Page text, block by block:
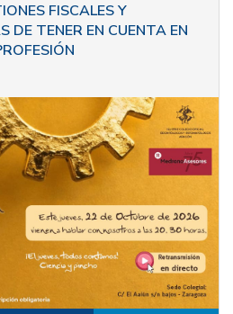
FISCALES Y
DE TENER EN CUENTA EN